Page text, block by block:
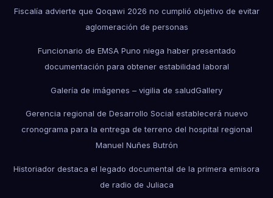
Fiscalía advierte que Qoqawi 2026 no cumplió objetivo de evitar
aglomeración de personas
Funcionario de EMSA Puno niega haber presentado
documentación para obtener estabilidad laboral
Galería de imágenes – vigilia de saludGallery
Gerencia regional de Desarrollo Social establecerá nuevo
cronograma para la entrega de terreno del hospital regional
Manuel Nuñes Butrón
Historiador destaca el legado documental de la primera emisora
de radio de Juliaca